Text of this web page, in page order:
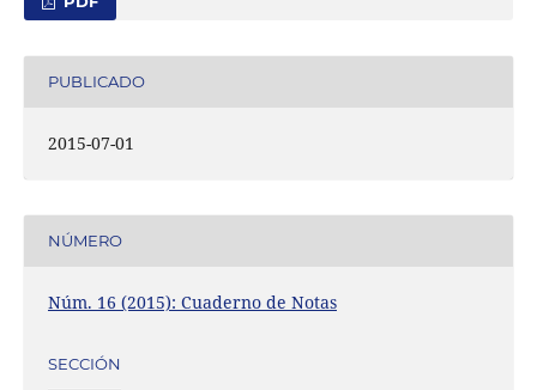
PUBLICADO
2015-07-01
NÚMERO
Núm. 16 (2015): Cuaderno de Notas
SECCIÓN